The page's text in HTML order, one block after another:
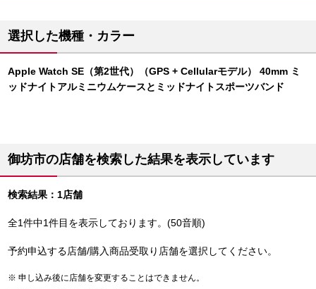
選択した機種・カラー
Apple Watch SE（第2世代）（GPS + Cellularモデル） 40mm ミ
ッドナイトアルミニウムケースとミッドナイトスポーツバンド
御坊市の店舗を検索した結果を表示しています
検索結果：1店舗
全1件中1件目を表示しております。(50音順)
予約申込する店舗/購入商品受取り店舗を選択してください。
申し込み後に店舗を変更することはできません。